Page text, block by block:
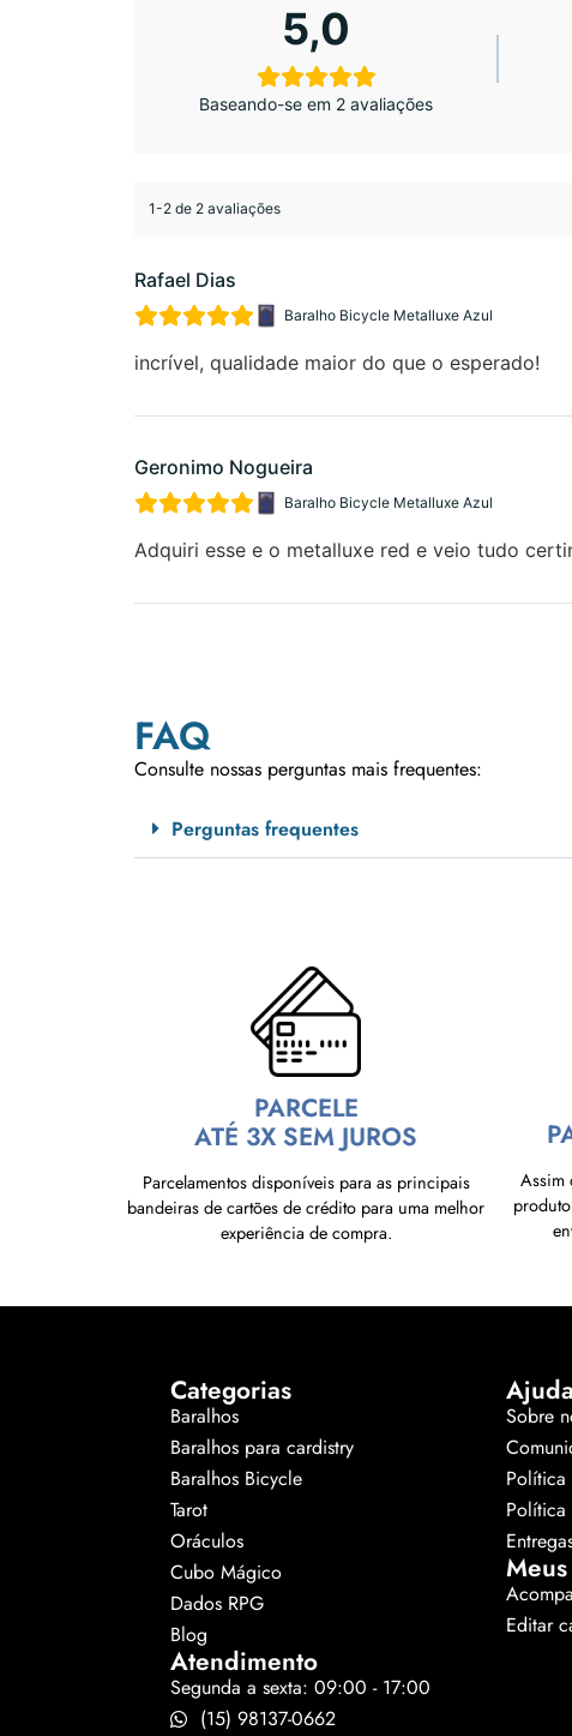
5,0
Baseando-se em 2 avaliações
1-2 de 2 avaliações
Rafael Dias
Baralho Bicycle Metalluxe Azul
incrível, qualidade maior do que o esperado!
Geronimo Nogueira
Baralho Bicycle Metalluxe Azul
Adquiri esse e o metalluxe red e veio tudo
FAQ
Consulte nossas perguntas mais frequentes:
Perguntas frequentes
PARCELE
ATÉ 3X SEM JUROS
Parcelamentos disponíveis para as principais
bandeiras de cartões de crédito para uma melhor
experiência de compra.
Assim
Categorias
Baralhos
Baralhos para cardistry
Baralhos Bicycle
Tarot
Oráculos
Cubo Mágico
Dados RPG
Blog
Atendimento
Segunda a sexta: 09:00 - 17:00
(15) 98137-0662
Ajuda
Sobre
Editar